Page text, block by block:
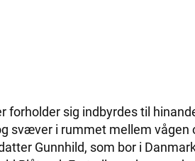
forholder sig indbyrdes til
svæver i rummet mellem vågen
Gunnhild, som bor i